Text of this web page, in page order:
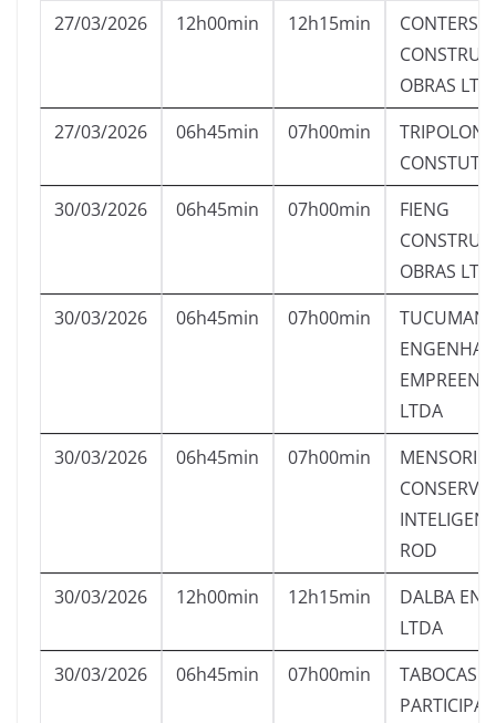
27/03/2026 12h00min 12h15min
OBRAS
27/03/2026
06h45min 07h00min
TRIPOLONI
30/03/2026
06h45min 07h00min
FIENG
OBRAS
30/03/2026
06h45min 07h00min
LTDA
30/03/2026
06h45min 07h00min
MENSORI
ROD
30/03/2026
12h00min 12h15min
DALBA
LTDA
30/03/2026
06h45min 07h00min
TABOCAS